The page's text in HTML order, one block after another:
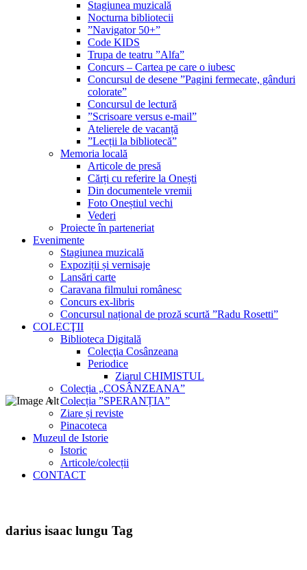
Stagiunea muzicală
Nocturna bibliotecii
”Navigator 50+”
Code KIDS
Trupa de teatru ”Alfa”
Concurs – Cartea pe care o iubesc
Concursul de desene ”Pagini fermecate, gânduri
colorate”
Concursul de lectură
”Scrisoare versus e-mail”
Atelierele de vacanță
”Lecții la bibliotecă”
Memoria locală
Articole de presă
Cărți cu referire la Onești
Din documentele vremii
Foto Oneștiul vechi
Vederi
Proiecte în parteneriat
Evenimente
Stagiunea muzicală
Expoziții și vernisaje
Lansări carte
Caravana filmului românesc
Concurs ex-libris
Concursul național de proză scurtă ”Radu Rosetti”
COLECŢII
Biblioteca Digitală
Colecţia Cosânzeana
Periodice
Ziarul CHIMISTUL
Colecția „COSÂNZEANA”
Colecția ”SPERANȚIA”
Ziare și reviste
Pinacoteca
Muzeul de Istorie
Istoric
Articole/colecții
CONTACT
darius isaac lungu Tag